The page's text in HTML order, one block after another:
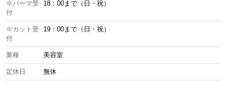
※パーマ受
付
18：00まで（日・祝）
※カット受
付
19：00まで（日・祝）
業種 美容室
定休日 無休